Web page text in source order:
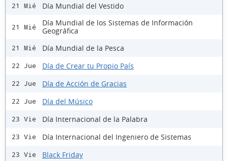
21 Mié Día Mundial del Vestido
21 Mié
Día Mundial de los Sistemas de Información
Geográfica
21 Mié Día Mundial de la Pesca
22 Jue Día de Crear tu Propio País
22 Jue Día de Acción de Gracias
22 Jue Día del Músico
23 Vie Día Internacional de la Palabra
23 Vie Día Internacional del Ingeniero de Sistemas
23 Vie Black Friday